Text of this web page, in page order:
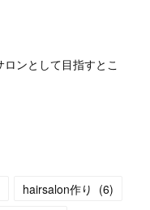
ロンとして目指すとこ
hairsalon作り (6)